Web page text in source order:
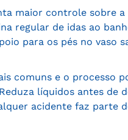
maior controle sobre
regular de idas ao
para os pés no vaso
comuns e o processo
líquidos antes de
acidente faz parte